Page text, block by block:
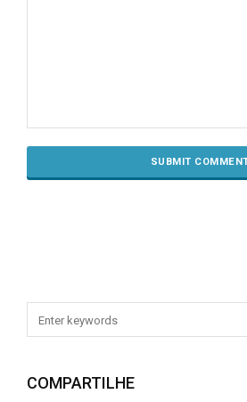
COMPARTILHE